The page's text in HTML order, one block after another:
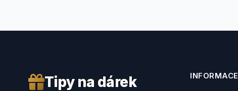
Tipy na dárek INFORMACE